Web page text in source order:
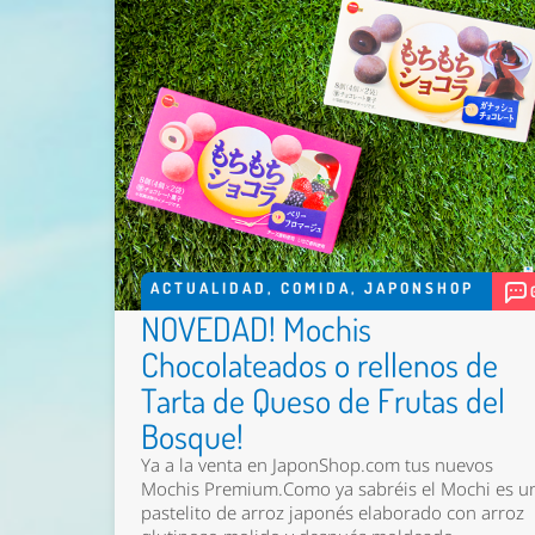
ACTUALIDAD,COMIDA,JAPONSHOP
NOVEDAD! Mochis
Chocolateados o rellenos de
Tarta de Queso de Frutas del
Bosque!
Ya a la venta en JaponShop.com tus nuevos
Mochis Premium.Como ya sabréis el Mochi es
pastelito de arroz japonés elaborado con arroz